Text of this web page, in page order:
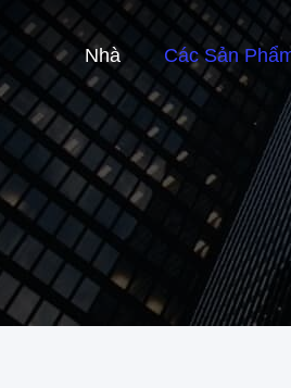
Nhà Các Sản